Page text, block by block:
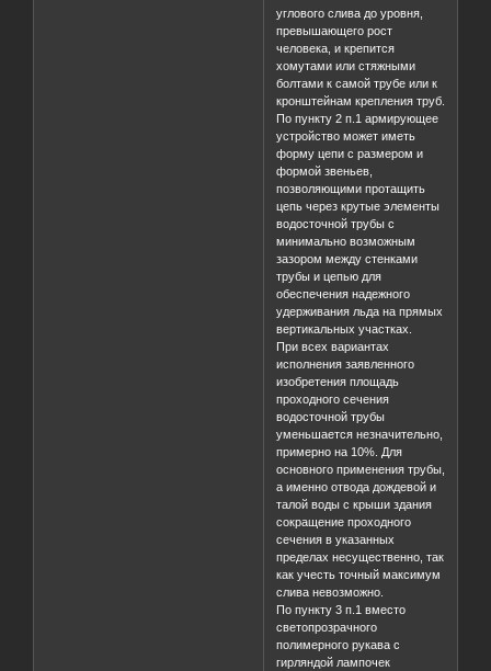
углового слива до уровня,
превышающего рост
человека, и крепится
хомутами или стяжными
болтами к самой трубе или к
кронштейнам крепления труб.
По пункту 2 п.1 армирующее
устройство может иметь
форму цепи с размером и
формой звеньев,
позволяющими протащить
цепь через крутые элементы
водосточной трубы с
минимально возможным
зазором между стенками
трубы и цепью для
обеспечения надежного
удерживания льда на прямых
вертикальных участках.
При всех вариантах
исполнения заявленного
изобретения площадь
проходного сечения
водосточной трубы
уменьшается незначительно,
примерно на 10%. Для
основного применения трубы,
а именно отвода дождевой и
талой воды с крыши здания
сокращение проходного
сечения в указанных
пределах несущественно, так
как учесть точный максимум
слива невозможно.
По пункту 3 п.1 вместо
светопрозрачного
полимерного рукава с
гирляндой лампочек